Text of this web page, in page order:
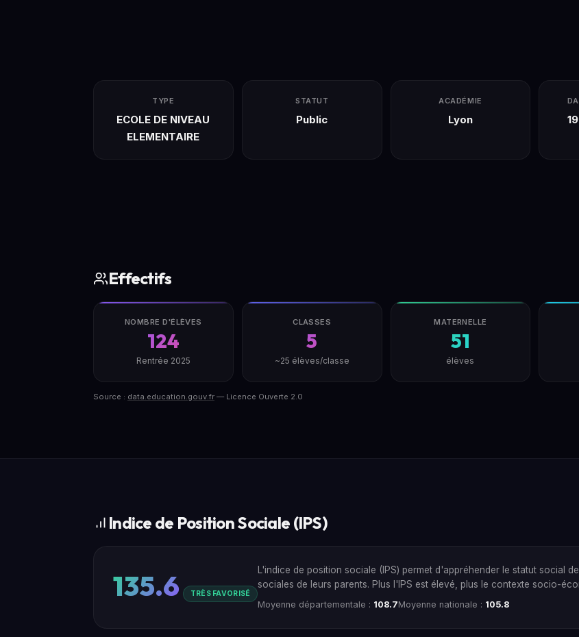
TYPE
ECOLE DE NIVEAU
ELEMENTAIRE
STATUT
Public
ACADÉMIE
Lyon
Effectifs
NOMBRE D'ÉLÈVES
124
Rentrée 2025
CLASSES
5
~25 élèves/classe
MATERNELLE
51
élèves
Source : data.education.gouv.fr — Licence Ouverte 2.0
Indice de Position Sociale (IPS)
135.6 TRÈS FAVORISÉ
L'indice de position sociale (IPS) permet d'appréhender le statut social
sociales de leurs parents. Plus l'IPS est élevé, plus le contexte socio-
Moyenne départementale : 108.7Moyenne nationale : 105.8